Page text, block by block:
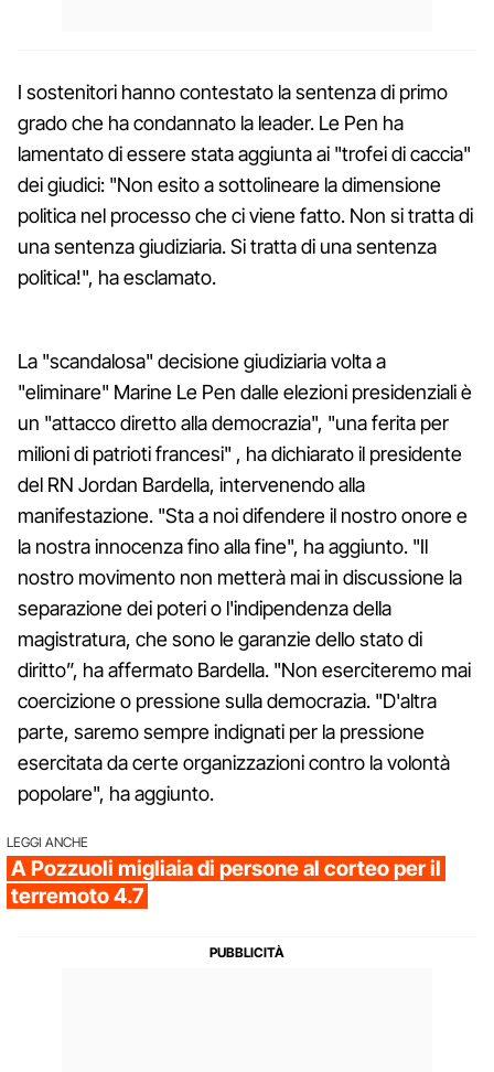
I sostenitori hanno contestato la sentenza di primo
grado che ha condannato la leader. Le Pen ha
lamentato di essere stata aggiunta ai "trofei di caccia"
dei giudici: "Non esito a sottolineare la dimensione
politica nel processo che ci viene fatto. Non si tratta di
una sentenza giudiziaria. Si tratta di una sentenza
politica!", ha esclamato.
La "scandalosa" decisione giudiziaria volta a
"eliminare" Marine Le Pen dalle elezioni presidenziali è
un "attacco diretto alla democrazia", "una ferita per
milioni di patrioti francesi" , ha dichiarato il presidente
del RN Jordan Bardella, intervenendo alla
manifestazione. "Sta a noi difendere il nostro onore e
la nostra innocenza fino alla fine", ha aggiunto. "Il
nostro movimento non metterà mai in discussione la
separazione dei poteri o l'indipendenza della
magistratura, che sono le garanzie dello stato di
diritto”, ha affermato Bardella. "Non eserciteremo mai
coercizione o pressione sulla democrazia. "D'altra
parte, saremo sempre indignati per la pressione
esercitata da certe organizzazioni contro la volontà
popolare", ha aggiunto.
LEGGI ANCHE
A Pozzuoli migliaia di persone al corteo per il
terremoto 4.7